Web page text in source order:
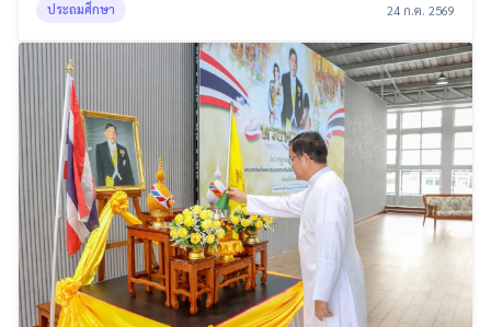
ประถมศึกษา 24 ก.ค. 2569